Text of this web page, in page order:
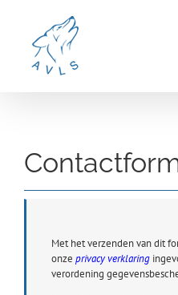
Met het verzenden van dit
onze privacy verklaring
verordening